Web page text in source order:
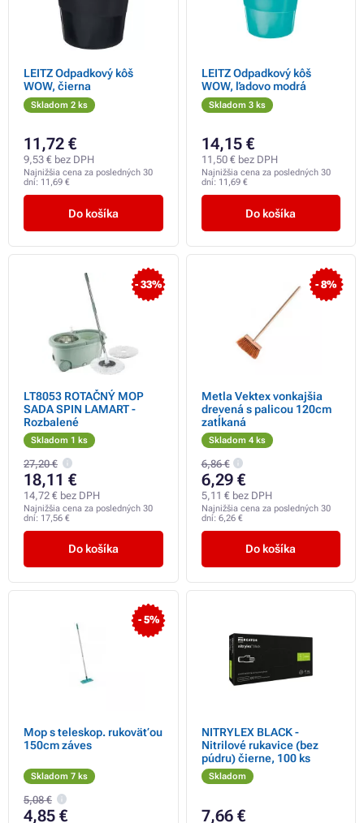
LEITZ Odpadkový kôš
WOW, čierna
Skladom 2 ks
11,72 €
9,53 € bez DPH
Najnižšia cena za posledných 30
dní: 11,69 €
Do košíka
LEITZ Odpadkový kôš
WOW, ľadovo modrá
Skladom 3 ks
14,15 €
11,50 € bez DPH
Najnižšia cena za posledných 30
dní: 11,69 €
Do košíka
- 33%
LT8053 ROTAČNÝ MOP
SADA SPIN LAMART -
Rozbalené
Skladom 1 ks
27,20 €
18,11 €
14,72 € bez DPH
Najnižšia cena za posledných 30
dní: 17,56 €
Do košíka
- 8%
Metla Vektex vonkajšia
drevená s palicou 120cm
zatĺkaná
Skladom 4 ks
6,86 €
6,29 €
5,11 € bez DPH
Najnižšia cena za posledných 30
dní: 6,26 €
Do košíka
- 5%
Mop s teleskop. rukoväťou
150cm záves
Skladom 7 ks
5,08 €
4,85 €
NITRYLEX BLACK -
Nitrilové rukavice (bez
púdru) čierne, 100 ks
Skladom
7,66 €